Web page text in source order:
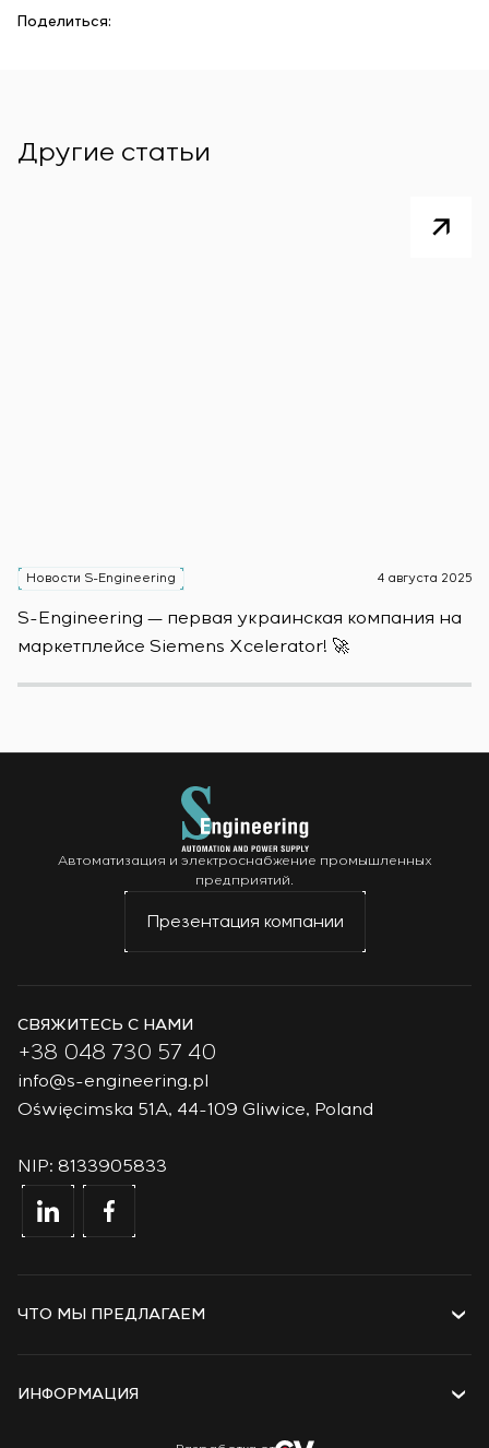
Поделиться:
Другие статьи
Новости S-Engineering 4 августа 2025
S-Engineering — первая украинская компания на
маркетплейсе Siemens Xcelerator! 🚀
Автоматизация и электроснабжение промышленных
предприятий.
Презентация компании
СВЯЖИТЕСЬ С НАМИ
+38 048 730 57 40
info@s-engineering.pl
Oświęcimska 51A, 44-109 Gliwice, Poland
NIP: 8133905833
ЧТО МЫ ПРЕДЛАГАЕМ
Решения
ИНФОРМАЦИЯ